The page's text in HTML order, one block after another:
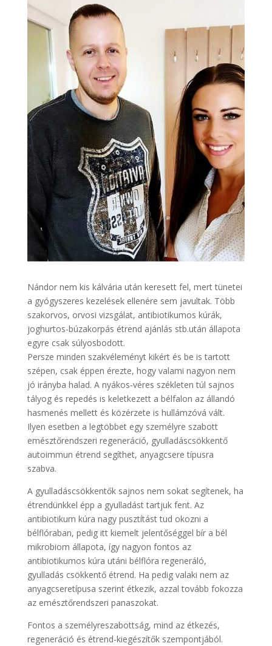
Nándor nem kis kálvária után keresett fel, mert tünetei
a gyógyszeres kezelések ellenére sem javultak. Több
szakorvos, orvosi vizsgálat, antibiotikumos kúrák,
joghurtos-búzakorpás étrend ajánlás stb.után állapota
egyre csak súlyosbodott.
Persze minden szakvéleményt kikért és be is tartott
szépen, csak éppen érezte, hogy valami nagyon nem
jó irányba halad. A nyákos-véres székleten túl sajnos
tályog és repedés is keletkezett a bélfalon az állandó
hasmenés mellett és közérzete is hullámzóvá vált.
Ilyen esetben a legtöbbet egy személyre szabott
emésztőrendszeri regeneráció, gyulladáscsökkentő
autoimmun étrend segíthet, anyagcsere típusra
szabva.
A gyulladáscsökkentők sajnos nem sokat segítenek, ha
étrendünkkel épp a gyulladást tartjuk fent. Az
antibiotikum kúra nagy pusztítást tud okozni a
bélflóraban, pedig itt kiemelt jelentőséggel bír a bél
mikrobiom állapota, így nagyon fontos az
antibiotikumos kúra utáni bélflóra regeneráló,
gyulladás csökkentő étrend. Ha pedig valaki nem az
anyagcseretípusa szerint étkezik, azzal tovább fokozza
az emésztőrendszeri panaszokat.
Fontos a személyreszabottság, mind az étkezés,
regeneráció és étrend-kiegészítők szempontjából.